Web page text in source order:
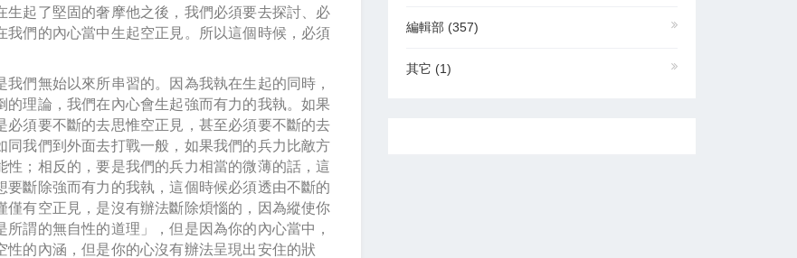
起了堅固的奢摩他之後，我們必須要去探討、必
們的內心當中生起空正見。所以這個時候，必須
們無始以來所串習的。因為我執在生起的同時，
理論，我們在內心會生起強而有力的我執。如果
須要不斷的去思惟空正見，甚至必須要不斷的去
我們到外面去打戰一般，如果我們的兵力比敵方
；相反的，要是我們的兵力相當的微薄的話，這
斷除強而有力的我執，這個時候必須透由不斷的
有空正見，是沒有辦法斷除煩惱的，因為縱使你
謂的無自性的道理」，但是因為你的內心當中，
的內涵，但是你的心沒有辦法呈現出安住的狀
編輯部 (357)
其它 (1)